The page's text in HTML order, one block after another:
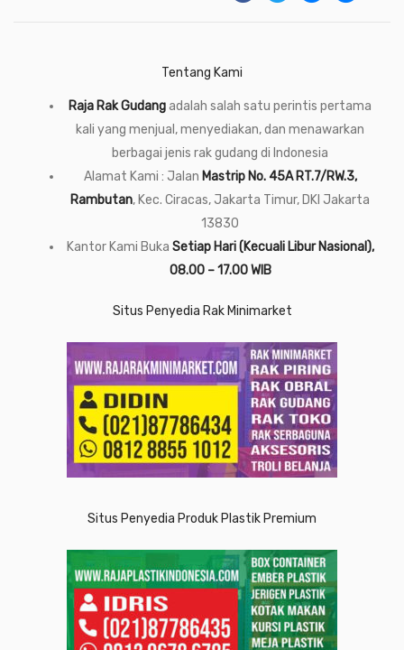
Tentang Kami
Raja Rak Gudangadalah salah satu perintis pertama
kali yang menjual, menyediakan, dan menawarkan
berbagai jenis rak gudang di Indonesia
Alamat Kami : Jalan Mastrip No. 45A RT.7/RW.3,
Rambutan, Kec. Ciracas, Jakarta Timur, DKI Jakarta
13830
Kantor Kami Buka Setiap Hari (Kecuali Libur Nasional),
08.00 – 17.00 WIB
Situs Penyedia Rak Minimarket
Situs Penyedia Produk Plastik Premium